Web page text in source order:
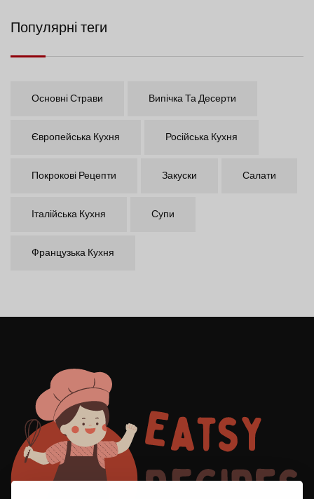
Популярні теги
Основні Страви Випічка Та Десерти
Європейська Кухня Російська Кухня
Покрокові Рецепти Закуски Салати
Італійська Кухня Супи
Французька Кухня